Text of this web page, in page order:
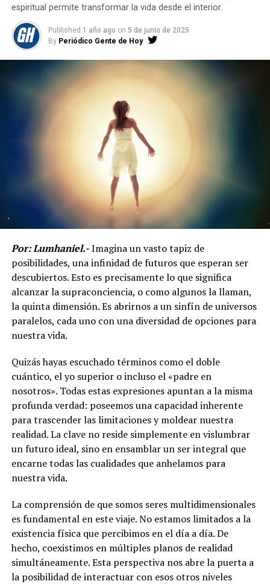
espiritual permite transformar la vida desde el interior.
Published 1 año ago on 5 de junio de 2025
By Periódico Gente de Hoy
Por: Lumhaniel.-Imagina un vasto tapiz de
posibilidades, una infinidad de futuros que esperan ser
descubiertos. Esto es precisamente lo que significa
alcanzar la supraconciencia, o como algunos la llaman,
la quinta dimensión. Es abrirnos a un sinfín de universos
paralelos, cada uno con una diversidad de opciones para
nuestra vida.
Quizás hayas escuchado términos como el doble
cuántico, el yo superior o incluso el «padre en
nosotros». Todas estas expresiones apuntan a la misma
profunda verdad: poseemos una capacidad inherente
para trascender las limitaciones y moldear nuestra
realidad. La clave no reside simplemente en vislumbrar
un futuro ideal, sino en ensamblar un ser integral que
encarne todas las cualidades que anhelamos para
nuestra vida.
La comprensión de que somos seres multidimensionales
es fundamental en este viaje. No estamos limitados a la
existencia física que percibimos en el día a día. De
hecho, coexistimos en múltiples planos de realidad
simultáneamente. Esta perspectiva nos abre la puerta a
la posibilidad de interactuar con esos otros niveles